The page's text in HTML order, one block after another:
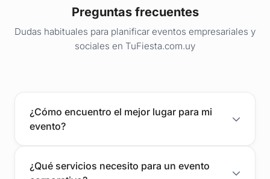
Preguntas frecuentes
Dudas habituales para planificar eventos empresariales y
sociales en TuFiesta.com.uy
¿Cómo encuentro el mejor lugar para mi
evento?
¿Qué servicios necesito para un evento